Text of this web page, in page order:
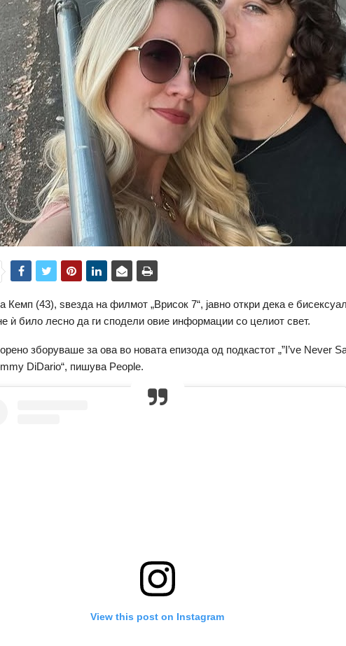
Кемп (43), ѕвезда на филмот „Врисок 7“, јавно откри дека е
ѝ било лесно да ги сподели овие информации со целиот свет.
зборуваше за ова во новата епизода од подкастот „”I’ve Never
DiDario“, пишува People.
View this post on Instagram